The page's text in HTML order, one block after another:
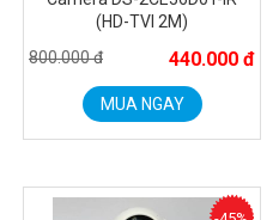
(HD-TVI 2M)
800.000 đ
440.000 đ
MUA NGAY
4MP tích hợp Ai thông minh
1.080.000 đ
NGAY